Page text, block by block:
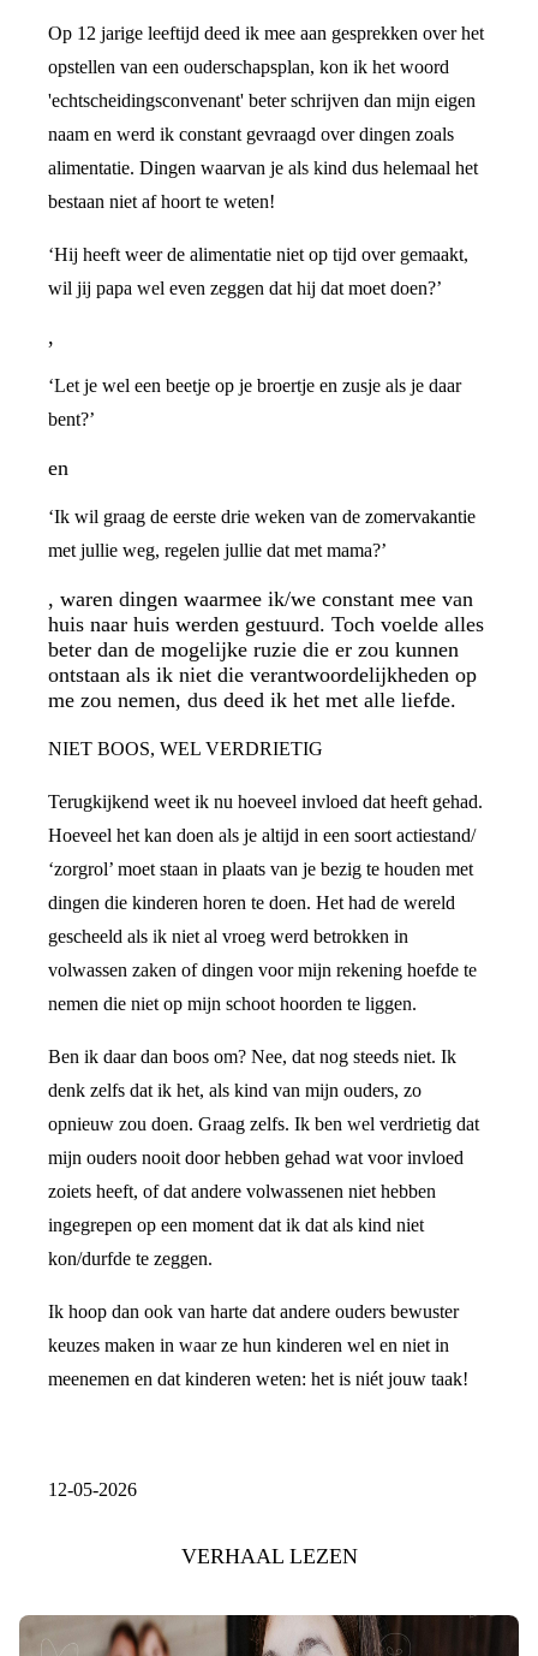
Op 12 jarige leeftijd deed ik mee aan gesprekken over het
opstellen van een ouderschapsplan, kon ik het woord
'echtscheidingsconvenant' beter schrijven dan mijn eigen
naam en werd ik constant gevraagd over dingen zoals
alimentatie. Dingen waarvan je als kind dus helemaal het
bestaan niet af hoort te weten!
‘Hij heeft weer de alimentatie niet op tijd over gemaakt,
wil jij papa wel even zeggen dat hij dat moet doen?’
,
‘Let je wel een beetje op je broertje en zusje als je daar
bent?’
en
‘Ik wil graag de eerste drie weken van de zomervakantie
met jullie weg, regelen jullie dat met mama?’
, waren dingen waarmee ik/we constant mee van
huis naar huis werden gestuurd. Toch voelde alles
beter dan de mogelijke ruzie die er zou kunnen
ontstaan als ik niet die verantwoordelijkheden op
me zou nemen, dus deed ik het met alle liefde.
NIET BOOS, WEL VERDRIETIG
Terugkijkend weet ik nu hoeveel invloed dat heeft gehad.
Hoeveel het kan doen als je altijd in een soort actiestand/
‘zorgrol’ moet staan in plaats van je bezig te houden met
dingen die kinderen horen te doen. Het had de wereld
gescheeld als ik niet al vroeg werd betrokken in
volwassen zaken of dingen voor mijn rekening hoefde te
nemen die niet op mijn schoot hoorden te liggen.
Ben ik daar dan boos om? Nee, dat nog steeds niet. Ik
denk zelfs dat ik het, als kind van mijn ouders, zo
opnieuw zou doen. Graag zelfs. Ik ben wel verdrietig dat
mijn ouders nooit door hebben gehad wat voor invloed
zoiets heeft, of dat andere volwassenen niet hebben
ingegrepen op een moment dat ik dat als kind niet
kon/durfde te zeggen.
Ik hoop dan ook van harte dat andere ouders bewuster
keuzes maken in waar ze hun kinderen wel en niet in
meenemen en dat kinderen weten: het is niét jouw taak!
12-05-2026
VERHAAL LEZEN